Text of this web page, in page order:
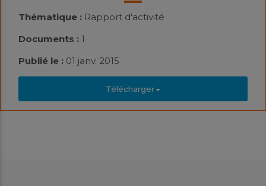
Thématique : Rapport d'activité
Documents : 1
Publié le : 01 janv. 2015
Télécharger